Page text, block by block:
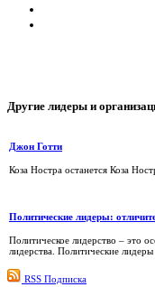
Другие лидеры и
Джон Готти
Коза Ностра останется Коза
Политические лидеры:
Политическое лидерство – это
лидерства. Политические лидеры
RSS Подписка